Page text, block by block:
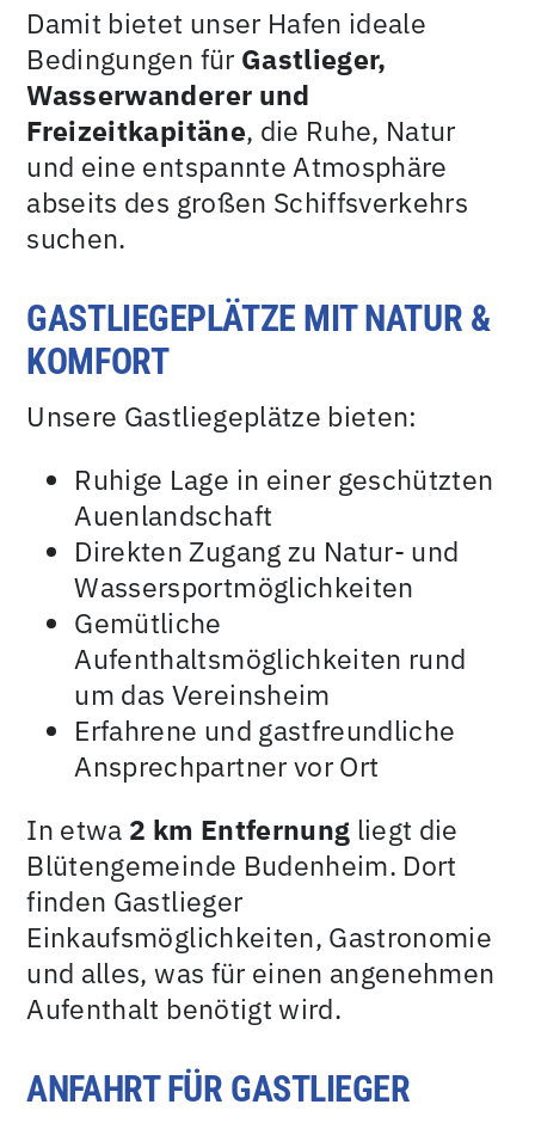
Damit bietet unser Hafen ideale
Bedingungen für Gastlieger,
Wasserwanderer und
Freizeitkapitäne, die Ruhe, Natur
und eine entspannte Atmosphäre
abseits des großen Schiffsverkehrs
suchen.
GASTLIEGEPLÄTZE MIT NATUR &
KOMFORT
Unsere Gastliegeplätze bieten:
Ruhige Lage in einer geschützten
Auenlandschaft
Direkten Zugang zu Natur- und
Wassersportmöglichkeiten
Gemütliche
Aufenthaltsmöglichkeiten rund
um das Vereinsheim
Erfahrene und gastfreundliche
Ansprechpartner vor Ort
In etwa 2 km Entfernung liegt die
Blütengemeinde Budenheim. Dort
finden Gastlieger
Einkaufsmöglichkeiten, Gastronomie
und alles, was für einen angenehmen
Aufenthalt benötigt wird.
ANFAHRT FÜR GASTLIEGER